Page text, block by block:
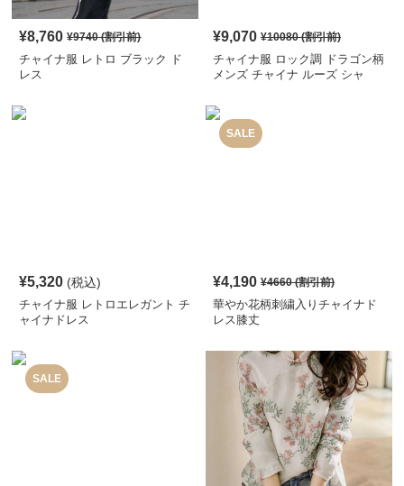
¥8,760 ¥9740(割引前)
チャイナ服 レトロ ブラック ド
レス
¥9,070 ¥10080(割引前)
チャイナ服 ロック調 ドラゴン柄
メンズ チャイナ ルーズ シャ
¥5,320 (税込)
チャイナ服 レトロエレガント チ
ャイナドレス
SALE
¥4,190 ¥4660(割引前)
華やか花柄刺繍入りチャイナド
レス膝丈
SALE